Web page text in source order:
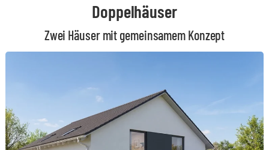
Doppelhäuser
Zwei Häuser mit gemeinsamem Konzept